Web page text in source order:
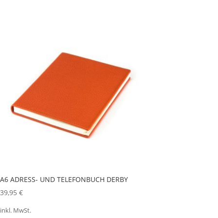
A6 ADRESS- UND TELEFONBUCH DERBY
39,95 €
inkl. MwSt.